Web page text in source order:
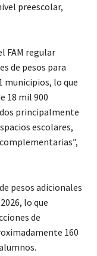
preescolar,
FAM regular
de pesos para
municipios, lo que
18 mil 900
principalmente
escolares,
pesos adicionales
lo que
de
160